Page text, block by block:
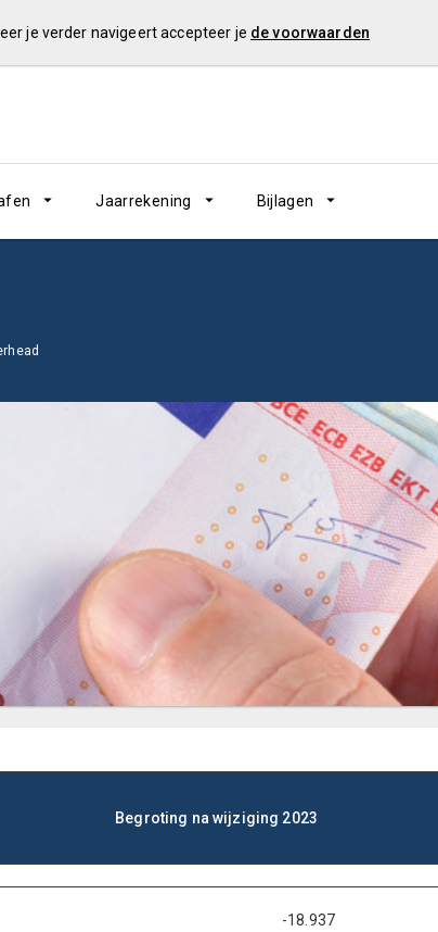
je verder navigeert accepteer je de voorwaarden
Jaarrekening Bijlagen
Begroting na wijziging 2023
-18.937